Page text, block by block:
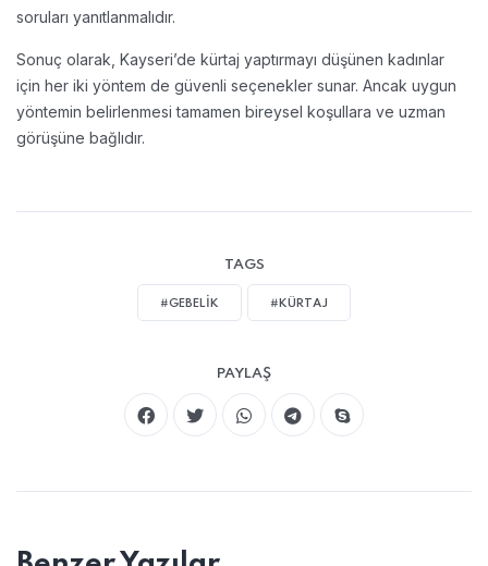
soruları yanıtlanmalıdır.
Sonuç olarak, Kayseri’de kürtaj yaptırmayı düşünen kadınlar
için her iki yöntem de güvenli seçenekler sunar. Ancak uygun
yöntemin belirlenmesi tamamen bireysel koşullara ve uzman
görüşüne bağlıdır.
TAGS
#GEBELIK #KÜRTAJ
PAYLAŞ